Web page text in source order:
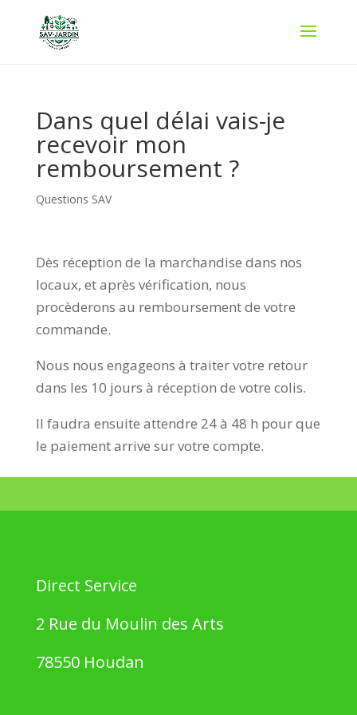
Dans quel délai vais-je
recevoir mon
remboursement ?
Questions SAV
Dès réception de la marchandise dans nos
locaux, et après vérification, nous
procèderons au remboursement de votre
commande.
Nous nous engageons à traiter votre retour
dans les 10 jours à réception de votre colis.
Il faudra ensuite attendre 24 à 48 h pour que
le paiement arrive sur votre compte.
Direct Service
2 Rue du Moulin des Arts
78550 Houdan